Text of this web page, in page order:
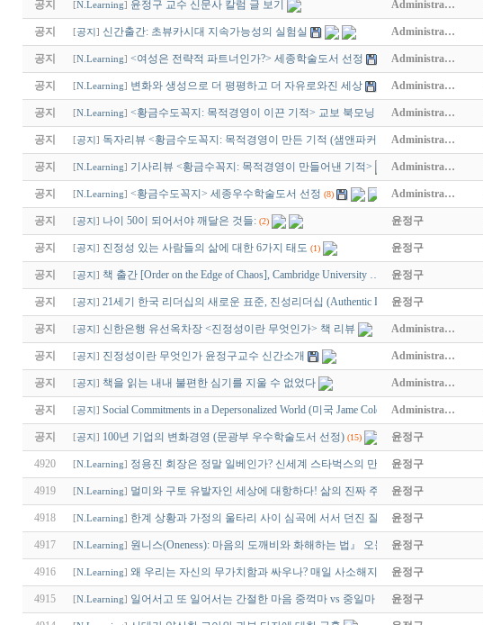
공지 [N.Learning] 윤정구 교수 신문사 칼럼 글 보기 Administra…
공지 [공지 ] 신간출간: 초뷰카시대 지속가능성의 실험실 Administra…
공지 [N.Learning] <여성은 전략적 파트너인가?> 세종학술도서 선정 Administra…
공지 [N.Learning] 변화와 생성으로 더 평평하고 더 자유로와진 세상 Administra…
공지 [N.Learning] <황금수도꼭지: 목적경영이 이끈 기적> 교보 북모닝 Administra…
공지 [공지 ] 독자리뷰 <황금수도꼭지: 목적경영이 만든 기적 (샘앤파커스 …Administra…
공지 [N.Learning] 기사리뷰 <황금수꼭지: 목적경영이 만들어낸 기적> Administra…
공지 [N.Learning] <황금수도꼭지> 세종우수학술도서 선정 (8) Administra…
공지 [공지 ] 나이 50이 되어서야 깨달은 것들: (2) 윤정구
공지 [공지 ] 진정성 있는 사람들의 삶에 대한 6가지 태도 (1) 윤정구
공지 [공지 ] 책 출간 [Order on the Edge of Chaos], Cambridge University … 윤정구
공지 [공지 ] 21세기 한국 리더십의 새로운 표준, 진성리더십 (Authentic Lead… (3)
윤정구
공지 [공지 ] 신한은행 유선옥차장 <진정성이란 무엇인가> 책 리뷰 Administra…
공지 [공지 ] 진정성이란 무엇인가 윤정구교수 신간소개 Administra…
공지 [공지 ] 책을 읽는 내내 불편한 심기를 지울 수 없었다 Administra…
공지 [공지 ] Social Commitments in a Depersonalized World (미국 Jame Cole… Administra…
공지 [공지 ] 100년 기업의 변화경영 (문광부 우수학술도서 선정) (15) 윤정구
4920 [N.Learning] 정용진 회장은 정말 일베인가? 신세계 스타벅스의 만행 윤정구
4919 [N.Learning] 멀미와 구토 유발자인 세상에 대항하다! 삶의 진짜 주인으로 산…
윤정구
4918 [N.Learning] 한계 상황과 가정의 울타리 사이 심곡에 서서 던진 질문: 어른…
윤정구
4917 [N.Learning] 원니스(Oneness): 마음의 도깨비와 화해하는 법』 오늘은 내…
윤정구
4916 [N.Learning] 왜 우리는 자신의 무가치함과 싸우나? 매일 사소해지고 있기 때…
윤정구
4915 [N.Learning] 일어서고 또 일어서는 간절한 마음 중꺽마 vs 중일마 윤정구